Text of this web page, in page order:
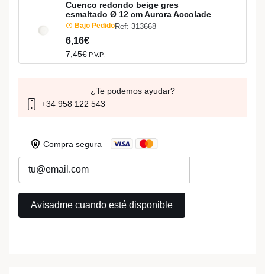
Cuenco redondo beige gres
esmaltado Ø 12 cm Aurora Accolade
Bajo PedidoRef: 313668
6,16€
7,45€ P.V.P.
¿Te podemos ayudar?
+34 958 122 543
Compra segura